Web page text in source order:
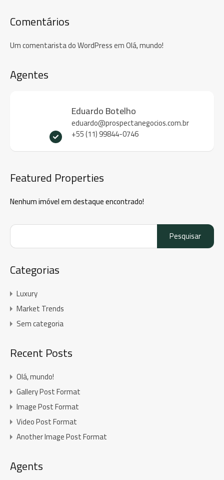
Comentários
Um comentarista do WordPressemOlá, mundo!
Agentes
Eduardo Botelho
eduardo@prospectanegocios.com.br
+55 (11) 99844-0746
Featured Properties
Nenhum imóvel em destaque encontrado!
Pesquisar
Categorias
Luxury
Market Trends
Sem categoria
Recent Posts
Olá, mundo!
Gallery Post Format
Image Post Format
Video Post Format
Another Image Post Format
Agents